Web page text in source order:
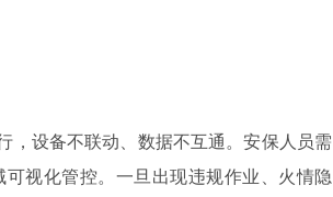
设备不联动、数据不互通。安保人员需
视化管控。一旦出现违规作业、火情隐